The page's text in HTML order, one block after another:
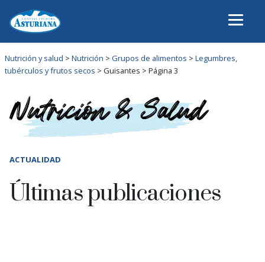
Nutrición y salud > Nutrición > Grupos de alimentos > Legumbres,
tubérculos y frutos secos > Guisantes > Página 3
ACTUALIDAD
Últimas publicaciones